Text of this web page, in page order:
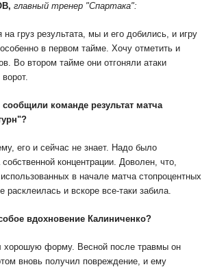
главный тренер "Спартака":
груз результата, мы и его добились, и игру
в первом тайме. Хочу отметить и
Во втором тайме они отгоняли атаки
команде результат матча
его и сейчас не знает. Надо было
концентрации. Доволен, что,
в начале матча стопроцентных
расклеилась и вскоре все-таки забила.
вдохновение Калиниченко?
хорошую форму. Весной после травмы он
вновь получил повреждение, и ему